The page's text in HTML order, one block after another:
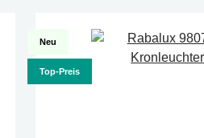
Neu
Top-Preis